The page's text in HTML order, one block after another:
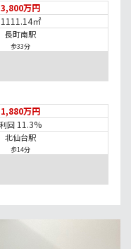
3,800万円
1111.14㎡
長町南駅
歩33分
1,880万円
利回 11.3%
北仙台駅
歩14分